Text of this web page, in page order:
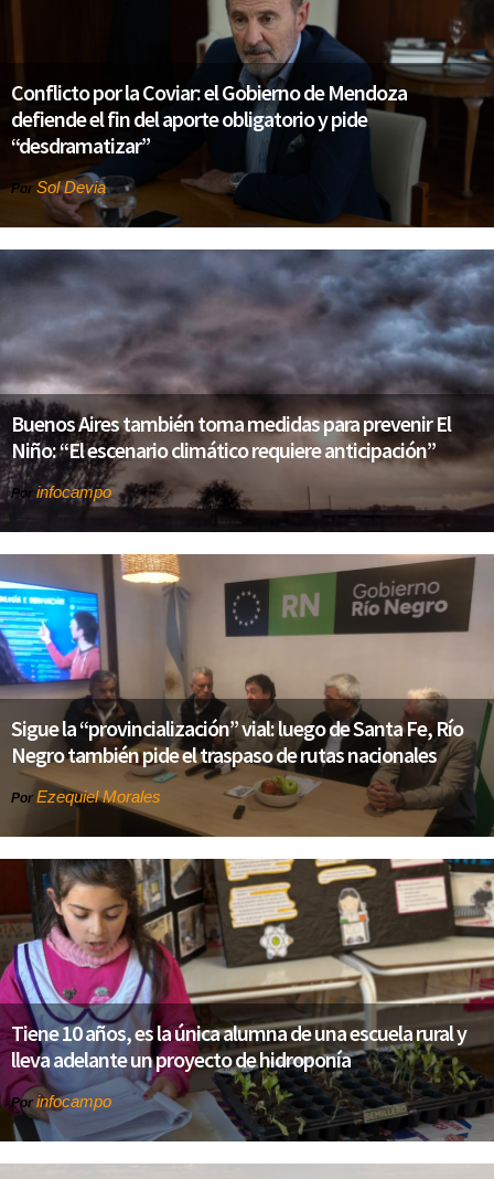
Conflicto por la Coviar: el Gobierno de Mendoza
defiende el fin del aporte obligatorio y pide
“desdramatizar”
Por Sol Devia
Buenos Aires también toma medidas para prevenir El
Niño: “El escenario climático requiere anticipación”
Por infocampo
Sigue la “provincialización” vial: luego de Santa Fe, Río
Negro también pide el traspaso de rutas nacionales
Por Ezequiel Morales
Tiene 10 años, es la única alumna de una escuela rural y
lleva adelante un proyecto de hidroponía
Por infocampo